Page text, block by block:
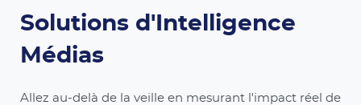
Solutions d'Intelligence
Médias
Allez au-delà de la veille en mesurant l'impact réel de